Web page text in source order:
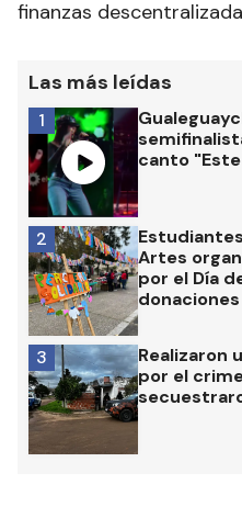
finanzas
Las más leídas
canto
1
Artes
por el Día
donaciones
2
Realizaron
por el
3